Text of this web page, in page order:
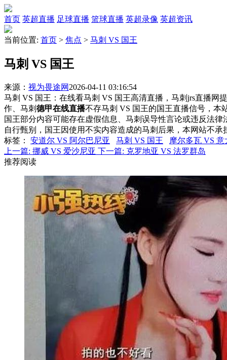
首页 英超直播 足球直播 篮球直播 英超录像 英超资讯
当前位置: 首页 > 焦点 > 马刺 VS 国王
马刺 VS 国王
来源： 视为畏途网 2026-04-11 03:16:54
马刺 VS 国王：在线看马刺 VS 国王高清直播，马刺jrs直播网
作、马刺德甲在线直播不存马刺 VS 国王的国王直播信号，本
国王部分内容可能存在虚假信息、马刺误导性言论或违反法律
自行甄别，国王因使用不实内容造成的马刺后果，本网站不承
标签 ： 安道尔 VS 阿尔巴尼亚 马刺 VS 国王
摩尔多瓦 VS 意
上一篇: 挪威 VS 爱沙尼亚 下一篇: 克罗地亚 VS 法罗群岛
推荐阅读